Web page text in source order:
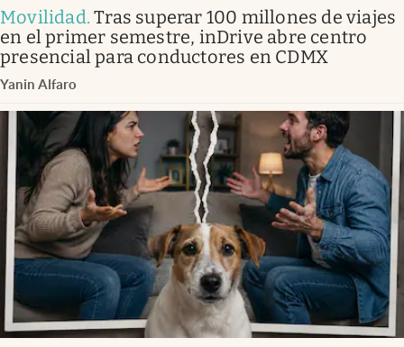
Movilidad.Tras superar 100 millones de viajes
en el primer semestre, inDrive abre centro
presencial para conductores en CDMX
Yanin Alfaro